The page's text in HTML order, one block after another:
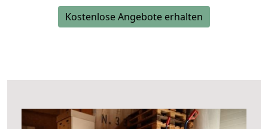
Kostenlose Angebote erhalten